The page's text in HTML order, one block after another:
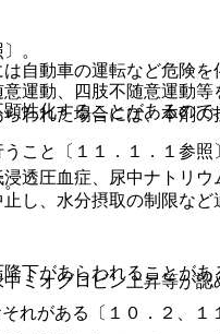
動車の運転など危険を
化することがあるので
こと〔１１．１．１参照
下があらわれることがあ
がある〔１０．２、１
。
動、四肢不随意運動
われた場合には、本剤
圧血症、尿中ナトリウ
し、水分摂取の制限など
オグロビン上昇等が
。